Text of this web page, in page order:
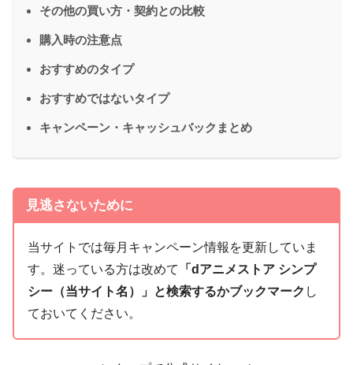
その他の買い方・契約との比較
購入時の注意点
おすすめのタイプ
おすすめではないタイプ
キャンペーン・キャッシュバックまとめ
見逃さないために
当サイトでは毎月キャンペーン情報を更新していま
す。迷っている方は改めて
「dアニメストア シンプ
シー（当サイト名）」と検索するかブックマーク し
ておいてください。